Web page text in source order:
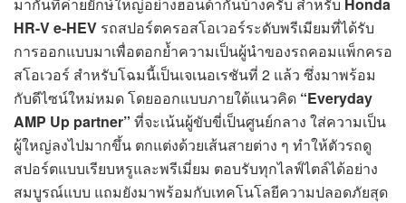
HR-Ve-HEV รถสปอร์ตครอสโอเวอร์ระดับพรีเมียมที่ได้รับ
การออกแบบมาเพื่อตอกย้ำความเป็นผู้นำของรถคอมแพ็กครอ
สโอเวอร์ สำหรับโฉมนี้เป็นเจเนอเรชันที่ 2 แล้ว ซึ่งมาพร้อม
กับดีไซน์ใหม่หมด โดยออกแบบภายใต้แนวคิด “Everyday
AMP Up partner” ที่จะเน้นผู้ขับขี่เป็นศูนย์กลาง ใส่ความเป็น
ผู้ใหญ่ลงไปมากขึ้น ตกแต่งด้วยเส้นสายต่าง ๆ ทำให้ตัวรถดู
สปอร์ตแบบเรียบหรูและพรีเมี่ยม ตอบรับทุกไลฟ์ไตล์ได้อย่าง
สมบูรณ์แบบ แถมยังมาพร้อมกับเทคโนโลยีความปลอดภัยสุด